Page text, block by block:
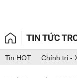
TIN TỨC
Tin HOT Chính trị -